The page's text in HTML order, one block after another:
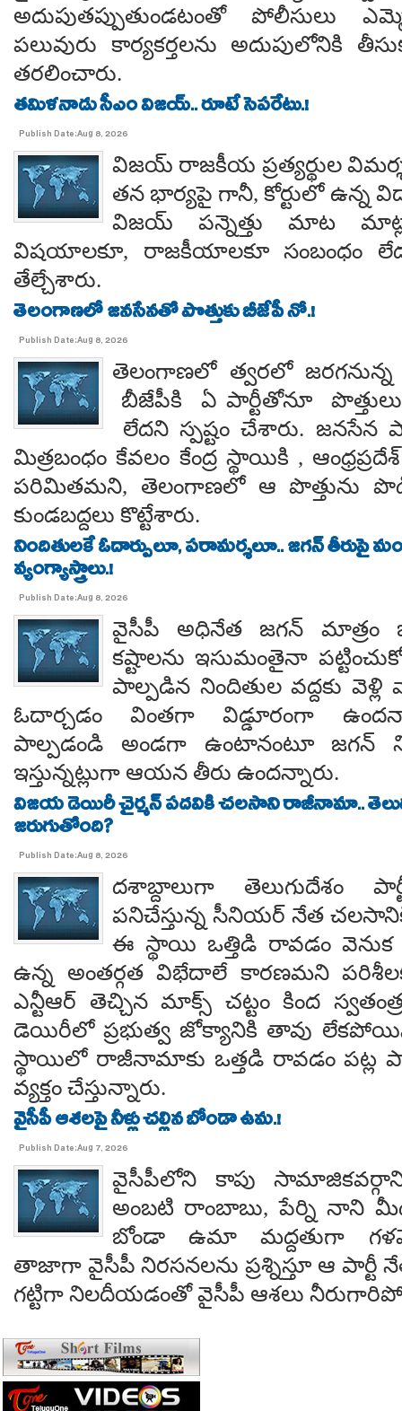
అదుపుతప్పుతుండటంతో పోలీసులు
పలువురు కార్యకర్తలను అదుపులోనికి
తరలించారు.
తమిళనాడు సీఎం విజయ్.. రూటే సెపరేటు.!
Publish Date:Aug 8, 2026
విజయ్ రాజకీయ ప్రత్యర్థుల
తన భార్యపై గానీ, కోర్టులో ఉన్న
విజయ్ పన్నెత్తు మాట
విషయాలకూ, రాజకీయాలకూ సంబంధం
తేల్చేశారు.
తెలంగాణలో జనసేనతో పొత్తుకు బీజేపీ నో.!
Publish Date:Aug 8, 2026
తెలంగాణలో త్వరలో
బీజేపీకి ఏ పార్టీతోనూ పొత్తులు
లేదని స్పష్టం చేశారు. జనసేన
మిత్రబంధం కేవలం కేంద్ర స్థాయికి ,
పరిమితమని, తెలంగాణలో ఆ పొత్తును
కుండబద్దలు కొట్టేశారు.
నిందితులకే ఓదార్పులూ, పరామర్శలూ.. జగన్ తీరుపై
వ్యంగ్యాస్త్రాలు.!
Publish Date:Aug 8, 2026
వైసీపీ అధినేత జగన్ మాత్రం
కష్టాలను ఇసుమంతైనా
పాల్పడిన నిందితుల వద్దకు
ఓదార్చడం వింతగా విడ్డూరంగా
పాల్పడండి అండగా ఉంటానంటూ జగన్
ఇస్తున్నట్లుగా ఆయన తీరు ఉందన్నారు.
విజయ డెయిరీ చైర్మన్ పదవికి చలసాని రాజీనామా..
జరుగుతోంది?
Publish Date:Aug 8, 2026
దశాబ్దాలుగా తెలుగుదేశం
పనిచేస్తున్న సీనియర్ నేత
ఈ స్థాయి ఒత్తిడి రావడం వెనుక
ఉన్న అంతర్గత విభేదాలే కారణమని
ఎన్టీఆర్ తెచ్చిన మాక్స్ చట్టం కింద
డెయిరీలో ప్రభుత్వ జోక్యానికి తావు
స్థాయిలో రాజీనామాకు ఒత్తడి రావడం పట్ల
వ్యక్తం చేస్తున్నారు.
వైసీపీ ఆశలపై నీళ్లు చల్లిన బోండా ఉమ.!
Publish Date:Aug 7, 2026
వైసీపీలోని కాపు
అంబటి రాంబాబు, పేర్ని నాని
బోండా ఉమా మద్దతుగా
తాజాగా వైసీపీ నిరసనలను ప్రశ్నిస్తూ ఆ
గట్టిగా నిలదీయడంతో వైసీపీ ఆశలు